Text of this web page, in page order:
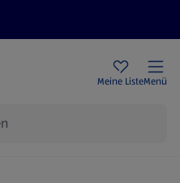
Meine ListeMenü